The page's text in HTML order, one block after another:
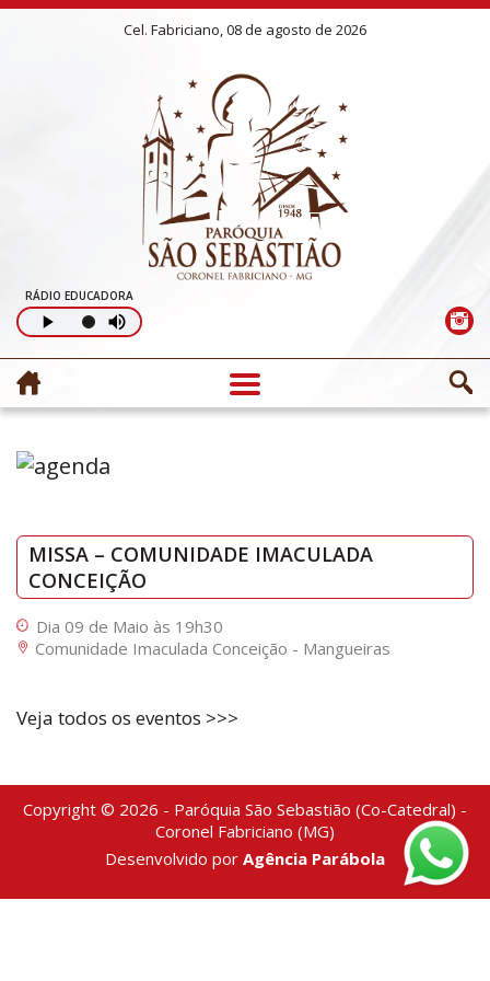
Cel. Fabriciano, 08 de agosto de 2026
RÁDIO EDUCADORA
MISSA – COMUNIDADE IMACULADA
CONCEIÇÃO
Dia 09 de Maio às 19h30
Comunidade Imaculada Conceição - Mangueiras
Veja todos os eventos >>>
Copyright © 2026 - Paróquia São Sebastião (Co-Catedral) -
Coronel Fabriciano (MG)
Desenvolvido por Agência Parábola